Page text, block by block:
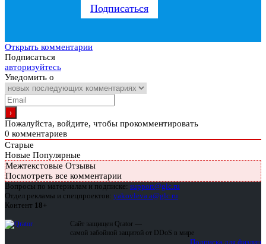
Подписаться
Открыть комментарии
Подписаться
авторизуйтесь
Уведомить о
Пожалуйста, войдите, чтобы прокомментировать
0 комментариев
Старые
Новые Популярные
Межтекстовые Отзывы
Посмотреть все комментарии
Вопросы по материалам и подписке: support@glc.ru
Отдел рекламы и спецпроектов: yakovleva.a@glc.ru
Контент 18+
Сайт защищен Qrator —
самой забойной защитой от DDoS в мире
Подписка для физлиц